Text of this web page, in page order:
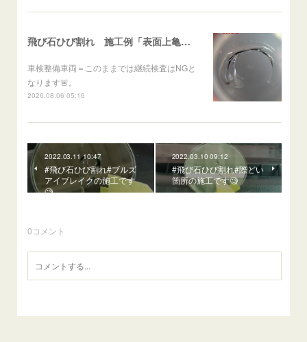
飛び石ひび割れ 施工例「表面上亀裂・ダメージクラック」ステラ
車検整備車両＝このままでは継続検査はNGと
なります🚨。
2026.08.06 05:16
2022.03.11 10:47
#飛び石ひび割れ#ブルズ
アイブレイクの施工です
🧐
2022.03.10 09:12
#飛び石ひび割れ#際どい
箇所の施工です🧐
0コメント